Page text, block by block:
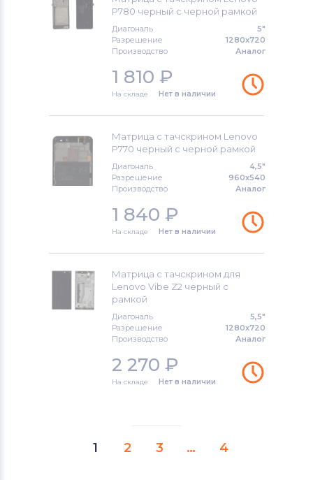
P780 черный с черной рамкой
Диагональ
5"
Разрешение
1280x720
Производство
Аналог
1 810 ₽
На складе Нет в наличии
Матрица с тачскрином Lenovo
P770 черный с черной рамкой
Диагональ
4,5"
Разрешение
960x540
Производство
Аналог
1 840 ₽
На складе Нет в наличии
Матрица с тачскрином для
Lenovo Vibe Z2 черный с
рамкой
Диагональ
5,5"
Разрешение
1280x720
Производство
Аналог
2 270 ₽
На складе Нет в наличии
1 2 3 … 4